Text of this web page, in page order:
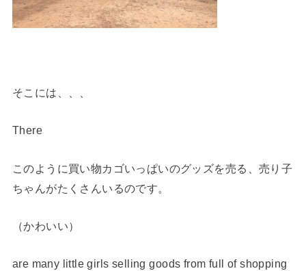
そこには、、、
There
このように買い物カゴいっぱいのグッズを売る、売り子
ちゃんがたくさんいるのです。
（かわいい）
are many little girls selling goods from full of shopping